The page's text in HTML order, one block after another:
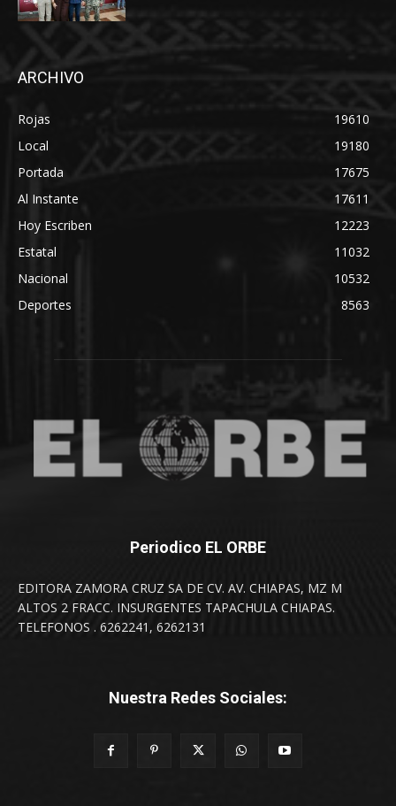
ARCHIVO
Rojas
19610
Local
19180
Portada
17675
Al Instante
17611
Hoy Escriben
12223
Estatal
11032
Nacional
10532
Deportes
8563
Periodico EL ORBE
EDITORA ZAMORA CRUZ SA DE CV. AV. CHIAPAS, MZ M
ALTOS 2 FRACC. INSURGENTES TAPACHULA CHIAPAS.
TELEFONOS . 6262241, 6262131
Nuestra Redes Sociales: